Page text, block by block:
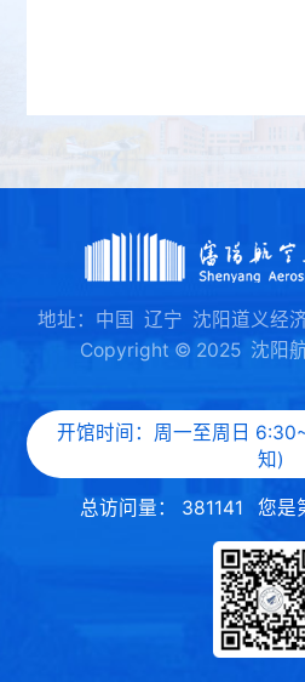
地址：中国 辽宁 沈阳道义经
Copyright © 2025 沈阳
开馆时间：周一至周日
知)
总访问量： 381141 您是